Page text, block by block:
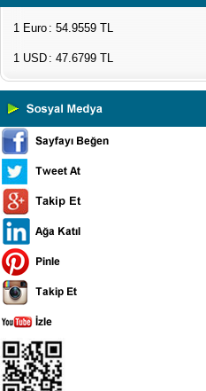
1 Euro : 54.9559 TL
1 USD : 47.6799 TL